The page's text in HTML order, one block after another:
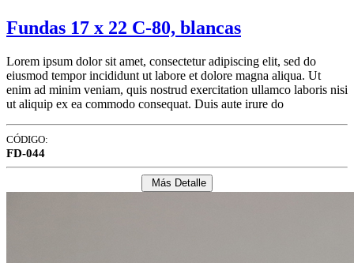
Fundas 17 x 22 C-80, blancas
Lorem ipsum dolor sit amet, consectetur adipiscing elit, sed do
eiusmod tempor incididunt ut labore et dolore magna aliqua. Ut
enim ad minim veniam, quis nostrud exercitation ullamco laboris nisi
ut aliquip ex ea commodo consequat. Duis aute irure do
CÓDIGO:
FD-044
Más Detalle